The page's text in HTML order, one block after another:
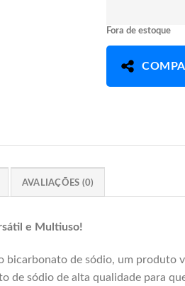
Fora de estoque
AVALIAÇÕES (0)
e Multiuso!
bicarbonato de sódio, um produto
de sódio de alta qualidade para